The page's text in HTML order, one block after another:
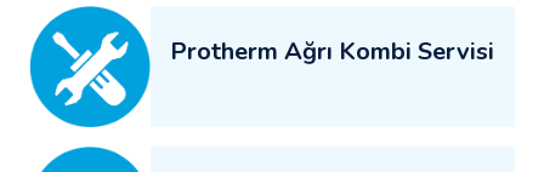
Protherm Ağrı Kombi Servisi